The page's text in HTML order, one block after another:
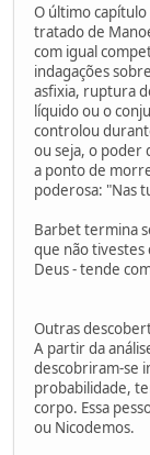
O último
tratado de
com igual
indagações
asfixia, ruptura
líquido ou o
controlou
ou seja, o poder
a ponto de
poderosa: "Nas
Barbet termina
que não tivestes
Deus - tende
Outras
A partir da
descobriram-se
probabilidade,
corpo. Essa
ou Nicodemos.